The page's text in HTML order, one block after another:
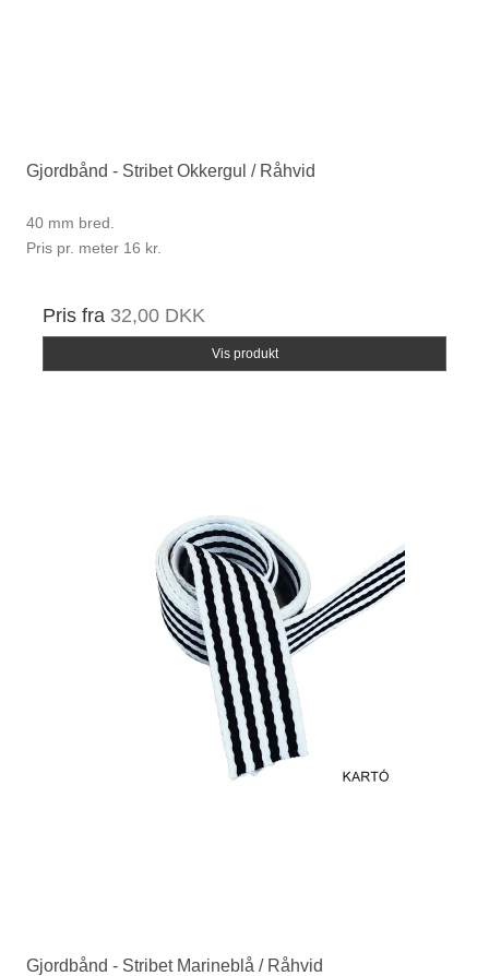
Gjordbånd - Stribet Okkergul / Råhvid
40 mm bred.
Pris pr. meter 16 kr.
Pris fra 32,00 DKK
Vis produkt
Gjordbånd - Stribet Marineblå / Råhvid